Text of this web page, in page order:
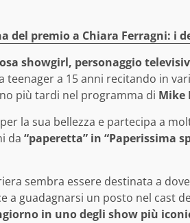
del premio a Chiara Ferragni: i
showgirl, personaggio
teenager a 15 anni recitando in
più tardi nel programma di Mike
la sua bellezza e partecipa a
da “paperetta” in “Paperissima
sembra essere destinata a
a guadagnarsi un posto nel cast
in uno degli show più